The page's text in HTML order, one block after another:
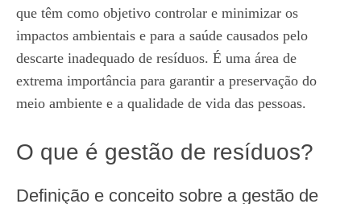
que têm como objetivo controlar e minimizar os
impactos ambientais e para a saúde causados pelo
descarte inadequado de resíduos. É uma área de
extrema importância para garantir a preservação do
meio ambiente e a qualidade de vida das pessoas.
O que é gestão de resíduos?
Definição e conceito sobre a gestão de